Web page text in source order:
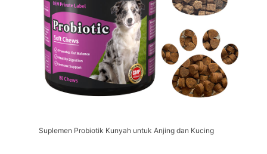
Suplemen Probiotik Kunyah untuk Anjing dan Kucing